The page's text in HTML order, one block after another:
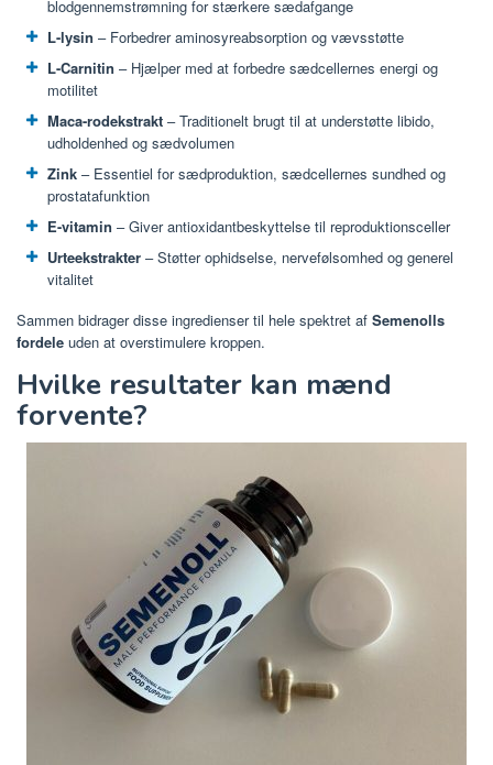
blodgennemstrømning for stærkere sædafgange
L-lysin – Forbedrer aminosyreabsorption og vævsstøtte
L-Carnitin – Hjælper med at forbedre sædcellernes energi og
motilitet
Maca-rodekstrakt – Traditionelt brugt til at understøtte libido,
udholdenhed og sædvolumen
Zink – Essentiel for sædproduktion, sædcellernes sundhed og
prostatafunktion
E-vitamin – Giver antioxidantbeskyttelse til reproduktionsceller
Urteekstrakter – Støtter ophidselse, nervefølsomhed og generel
vitalitet
Sammen bidrager disse ingredienser til hele spektret af Semenolls
fordele uden at overstimulere kroppen.
Hvilke resultater kan mænd
forvente?